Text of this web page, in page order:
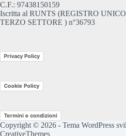
C.F.: 97438150159
Iscritta al RUNTS (REGISTRO
TERZO SETTORE ) n°36793
Privacy Policy
Cookie Policy
Termini e condizioni
Copyright © 2026 - Tema WordPress
CreativeThemes